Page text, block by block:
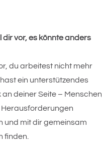
dir vor, es könnte anders
du arbeitest nicht mehr
hast ein unterstützendes
an deiner Seite – Menschen,
Herausforderungen
und mit dir gemeinsam
finden.